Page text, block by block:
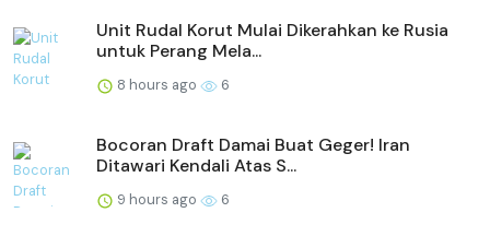
Unit Rudal Korut Mulai Dikerahkan ke Rusia
untuk Perang Mela...
8 hours ago 6
Bocoran Draft Damai Buat Geger! Iran
Ditawari Kendali Atas S...
9 hours ago 6